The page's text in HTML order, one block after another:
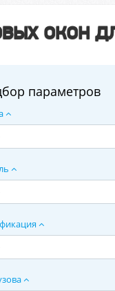
окон
параметров